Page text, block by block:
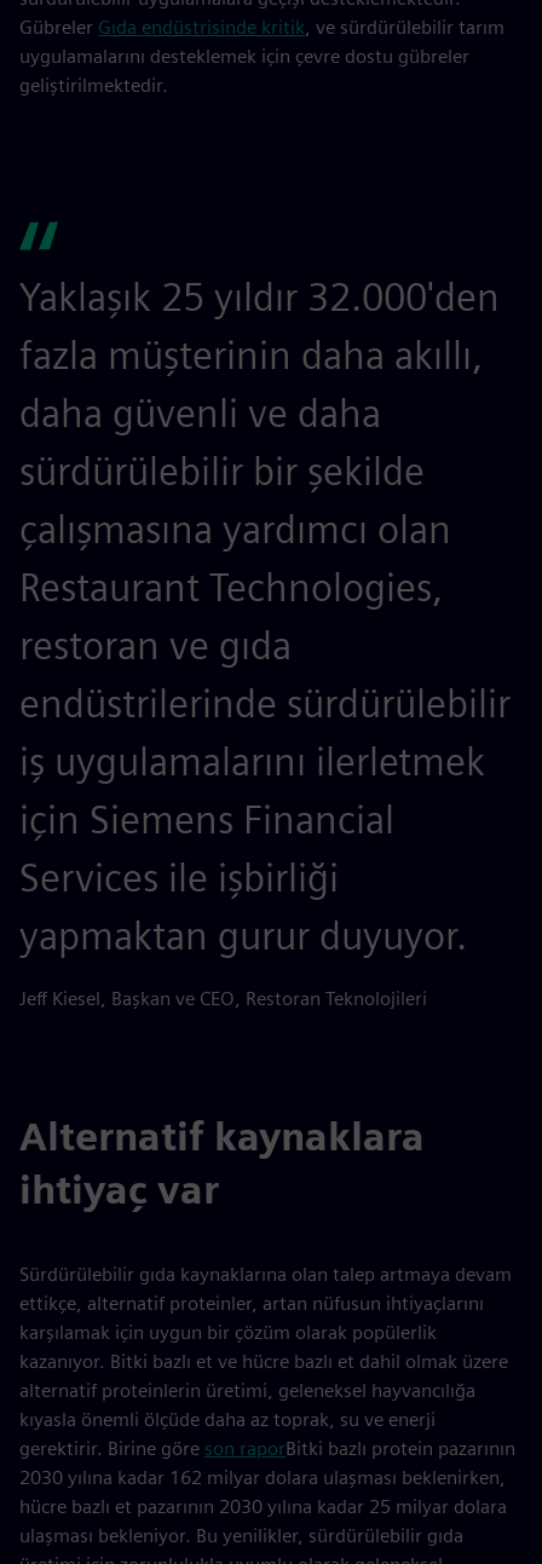
Gübreler Gıda endüstrisinde kritik, ve sürdürülebilir tarım
uygulamalarını desteklemek için çevre dostu gübreler
geliştirilmektedir.
Yaklaşık 25 yıldır 32.000'den
fazla müşterinin daha akıllı,
daha güvenli ve daha
sürdürülebilir bir şekilde
çalışmasına yardımcı olan
Restaurant Technologies,
restoran ve gıda
endüstrilerinde sürdürülebilir
iş uygulamalarını ilerletmek
için Siemens Financial
Services ile işbirliği
yapmaktan gurur duyuyor.
Jeff Kiesel, Başkan ve CEO, Restoran Teknolojileri
Alternatif kaynaklara
ihtiyaç var
Sürdürülebilir gıda kaynaklarına olan talep artmaya devam
ettikçe, alternatif proteinler, artan nüfusun ihtiyaçlarını
karşılamak için uygun bir çözüm olarak popülerlik
kazanıyor. Bitki bazlı et ve hücre bazlı et dahil olmak üzere
alternatif proteinlerin üretimi, geleneksel hayvancılığa
kıyasla önemli ölçüde daha az toprak, su ve enerji
gerektirir. Birine göre son raporBitki bazlı protein pazarının
2030 yılına kadar 162 milyar dolara ulaşması beklenirken,
hücre bazlı et pazarının 2030 yılına kadar 25 milyar dolara
ulaşması bekleniyor. Bu yenilikler, sürdürülebilir gıda